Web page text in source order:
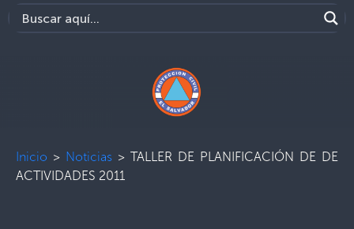
Inicio > Noticias > TALLER DE PLANIFICACIÓN DE DE
ACTIVIDADES 2011